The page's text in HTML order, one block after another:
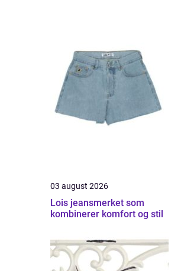
03 august 2026
Lois jeansmerket som
kombinerer komfort og stil